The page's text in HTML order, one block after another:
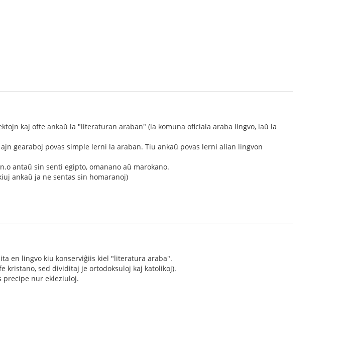
kaj ofte ankaŭ la "literaturan araban" (la komuna oficiala araba lingvo, laŭ la
gearaboj povas simple lerni la araban. Tiu ankaŭ povas lerni alian lingvon
antaŭ sin senti egipto, omanano aŭ marokano.
ankaŭ ja ne sentas sin homaranoj)
en lingvo kiu konserviĝiis kiel "literatura araba".
kristano, sed dividitaj je ortodoksuloj kaj katolikoj).
precipe nur ekleziuloj.